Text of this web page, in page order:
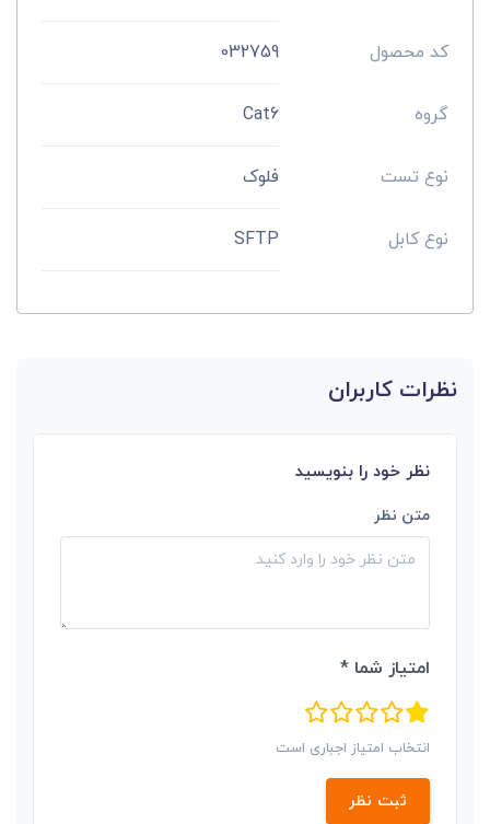
کد محصول 032759
گروه Cat6
نوع تست فلوک
نوع کابل SFTP
نظرات کاربران
نظر خود را بنویسید
متن نظر
امتیاز شما *
انتخاب امتیاز اجباری است
ثبت نظر